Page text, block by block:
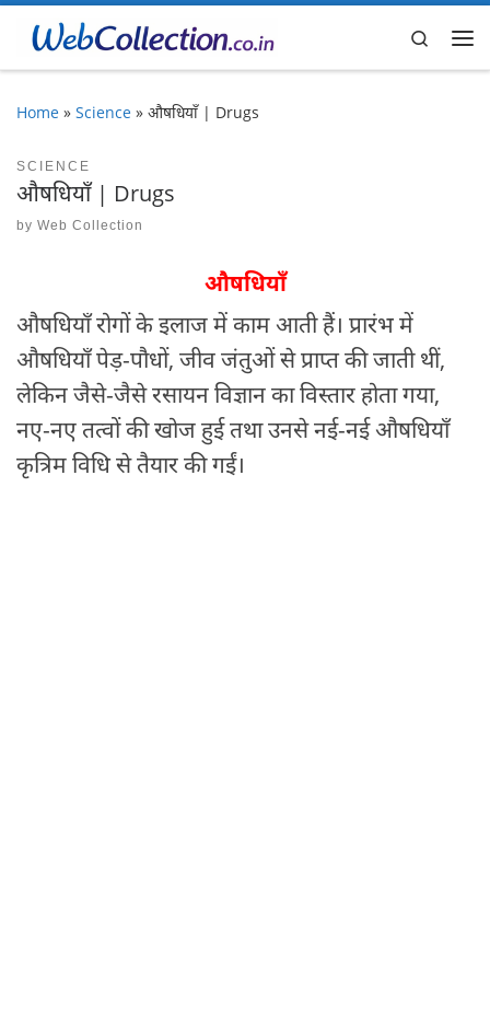
Skip to content
Search
Home » Science » औषधियाँ | Drugs
SCIENCE
औषधियाँ | Drugs
by Web Collection
औषधियाँ
औषधियाँ रोगों के इलाज में काम आती हैं। प्रारंभ में
औषधियाँ पेड़-पौधों, जीव जंतुओं से प्राप्त की जाती थीं,
लेकिन जैसे-जैसे रसायन विज्ञान का विस्तार होता गया,
नए-नए तत्वों की खोज हुई तथा उनसे नई-नई औषधियाँ
कृत्रिम विधि से तैयार की गईं।